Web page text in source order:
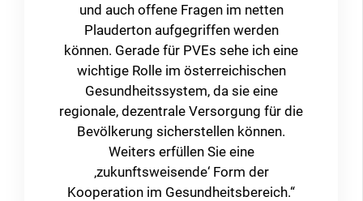
dem Gesundheitssektor vernetzt sind
und daher auch nicht verordnet werden.
Primärversorgungseinheiten eignen
sich mit ihren Expertinnen und Experten
hervorragend als wesentliche Partner
bei der Umsetzung sozialer Projekte
und sie sind die wesentlichen Verordner
dieser Aktivitäten. Es braucht aber
außerhalb der PVE eine Einrichtung als
Partner, die die Bevölkerung motiviert